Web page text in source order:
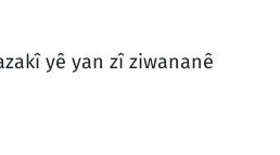
yê yan zî ziwananê